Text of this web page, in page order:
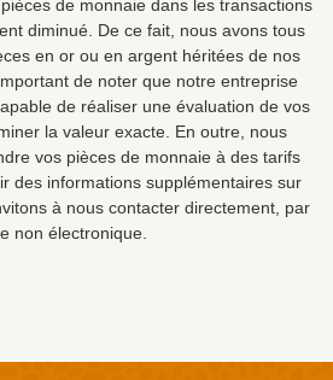
de monnaie dans les transactions
diminué. De ce fait, nous avons tous
en or ou en argent héritées de nos
de noter que notre entreprise
de réaliser une évaluation de vos
la valeur exacte. En outre, nous
vos pièces de monnaie à des tarifs
des informations supplémentaires sur
à nous contacter directement, par
non électronique.